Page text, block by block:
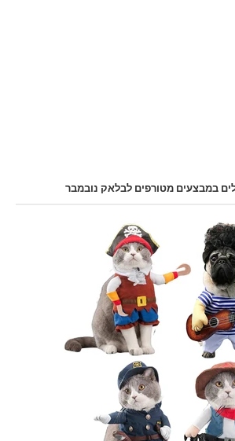
במבצעים מטורפים לבלאק נובמבר